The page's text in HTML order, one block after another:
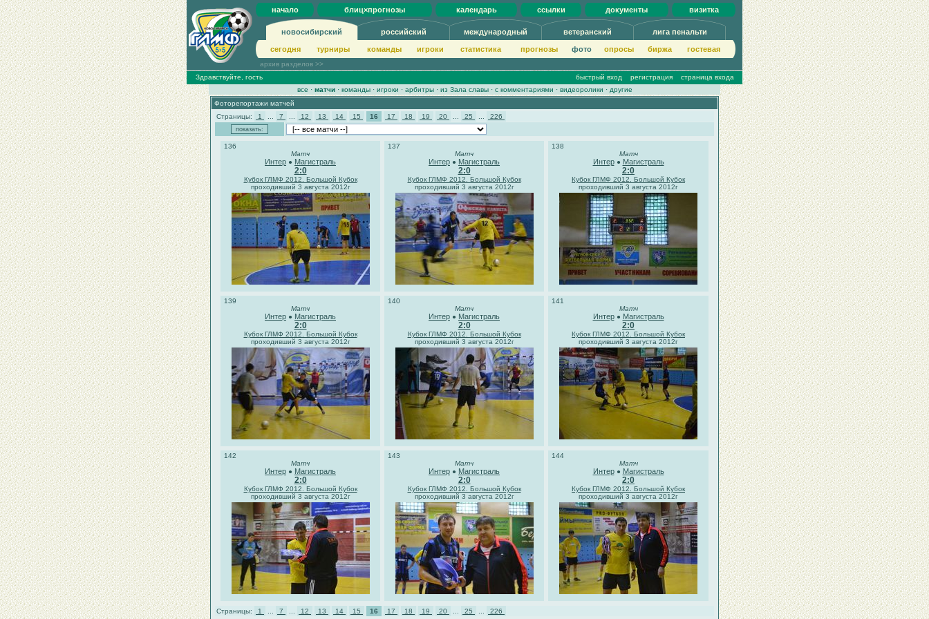
начало блиц×прогнозы календарь ссылки документы визитка
новосибирский российский международный ветеранский лига пенальти
сегодня турниры команды игроки статистика прогнозы фото опросы биржа гoстeвая
архив разделов >>
Здравствуйте, гость
быстрый вход регистрация
страница входа
все · матчи· команды· игроки · арбитры· из Зала славы· с комментариями · видеоролики · другие
Фоторепортажи матчей
Страницы:
1 7 12 13 14 15 16 17 18 19 20 25 226
136
Матч
Интер ● Магистраль
2:0
Кубок ГЛМФ 2012. Большой Кубок
проходивший 3 августа 2012г
137
Матч
Интер ● Магистраль
2:0
Кубок ГЛМФ 2012. Большой Кубок
проходивший 3 августа 2012г
138
Матч
Интер● Магистраль
2:0
Кубок ГЛМФ 2012. Большой Кубок
проходивший 3 августа 2012г
139
Матч
Интер ● Магистраль
2:0
Кубок ГЛМФ 2012. Большой Кубок
проходивший 3 августа 2012г
140
Матч
Интер ● Магистраль
2:0
Кубок ГЛМФ 2012. Большой Кубок
проходивший 3 августа 2012г
141
Матч
Интер● Магистраль
2:0
Кубок ГЛМФ 2012. Большой Кубок
проходивший 3 августа 2012г
142
Матч
Интер ● Магистраль
2:0
Кубок ГЛМФ 2012. Большой Кубок
проходивший 3 августа 2012г
143
Матч
Интер ● Магистраль
2:0
Кубок ГЛМФ 2012. Большой Кубок
проходивший 3 августа 2012г
144
Матч
Интер● Магистраль
2:0
Кубок ГЛМФ 2012. Большой Кубок
проходивший 3 августа 2012г
Страницы: 1 7 12 13 14 15 16 17 18 19 20 25 226